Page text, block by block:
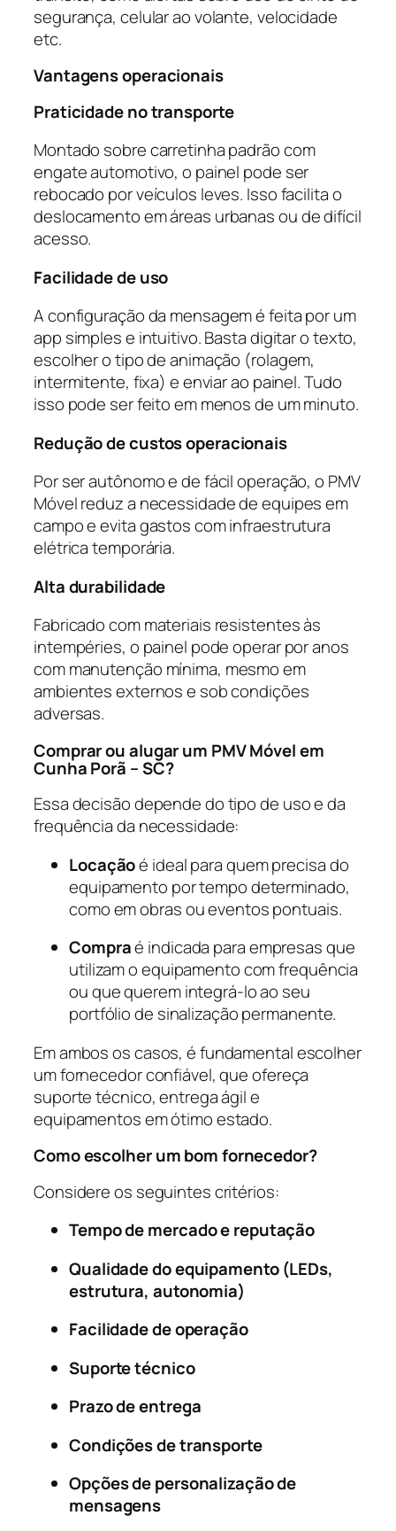
segurança, celular ao volante, velocidade
etc.
Vantagens operacionais
Praticidade no transporte
Montado sobre carretinha padrão com
engate automotivo, o painel pode ser
rebocado por veículos leves. Isso facilita o
deslocamento em áreas urbanas ou de difícil
acesso.
Facilidade de uso
A configuração da mensagem é feita por um
app simples e intuitivo. Basta digitar o texto,
escolher o tipo de animação (rolagem,
intermitente, fixa) e enviar ao painel. Tudo
isso pode ser feito em menos de um minuto.
Redução de custos operacionais
Por ser autônomo e de fácil operação, o PMV
Móvel reduz a necessidade de equipes em
campo e evita gastos com infraestrutura
elétrica temporária.
Alta durabilidade
Fabricado com materiais resistentes às
intempéries, o painel pode operar por anos
com manutenção mínima, mesmo em
ambientes externos e sob condições
adversas.
Comprar ou alugar um PMV Móvel em
Cunha Porã – SC?
Essa decisão depende do tipo de uso e da
frequência da necessidade:
Locaçãoé ideal para quem precisa do
equipamento por tempo determinado,
como em obras ou eventos pontuais.
Compraé indicada para empresas que
utilizam o equipamento com frequência
ou que querem integrá-lo ao seu
portfólio de sinalização permanente.
Em ambos os casos, é fundamental escolher
um fornecedor confiável, que ofereça
suporte técnico, entrega ágil e
equipamentos em ótimo estado.
Como escolher um bom fornecedor?
Considere os seguintes critérios:
Tempo de mercado e reputação
Qualidade do equipamento (LEDs,
estrutura, autonomia)
Facilidade de operação
Suporte técnico
Prazo de entrega
Condições de transporte
Opções de personalização de
mensagens